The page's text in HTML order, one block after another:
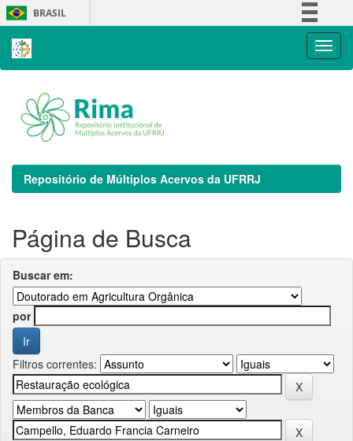
Skip
navigation
BRASIL
Repositório de Múltiplos Acervos da UFRRJ
Página de Busca
Buscar em:
por
Filtros correntes: